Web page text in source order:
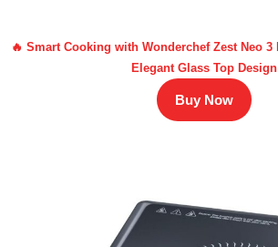
🔥 Smart Cooking with Wonderchef Zest Neo 3
Elegant Glass Top Design
Buy Now